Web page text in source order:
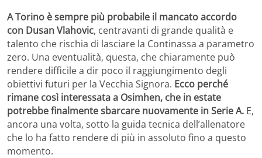
A Torino è sempre più probabile il mancato accordo
con Dusan Vlahovic, centravanti di grande qualità e
talento che rischia di lasciare la Continassa a parametro
zero. Una eventualità, questa, che chiaramente può
rendere difficile a dir poco il raggiungimento degli
obiettivi futuri per la Vecchia Signora. Ecco perché
rimane così interessata a Osimhen, che in estate
potrebbe finalmente sbarcare nuovamente in Serie A. E,
ancora una volta, sotto la guida tecnica dell’allenatore
che lo ha fatto rendere di più in assoluto fino a questo
momento.